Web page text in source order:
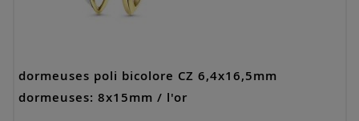
dormeuses poli bicolore CZ 6,4x16,5mm
dormeuses: 8x15mm / l'or